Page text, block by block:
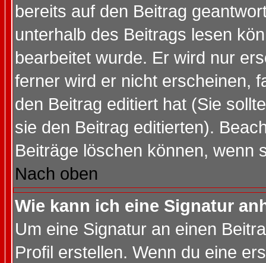
bereits auf den Beitrag
unterhalb des Beitrags lesen
bearbeitet wurde. Er wird nur
ferner wird er nicht erscheinen,
den Beitrag editiert hat (Sie
sie den Beitrag editierten).
Beiträge löschen können, wenn
Nach oben
Wie kann ich eine Signatur
Um eine Signatur an einen
Profil erstellen. Wenn du eine